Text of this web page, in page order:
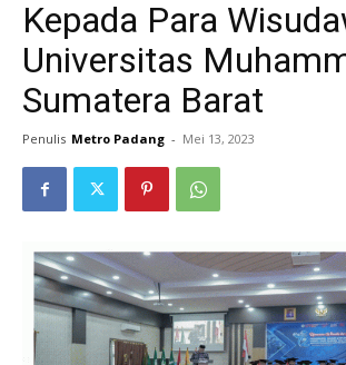
Kepada Para
Universitas
Sumatera Barat
Penulis Metro Padang - Mei 13, 2023